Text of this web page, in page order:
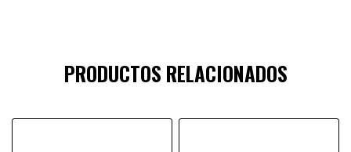
PRODUCTOS RELACIONADOS